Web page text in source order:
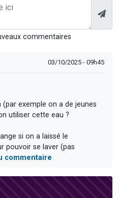
commentaires
03/10/2025 - 09h45
exemple on a de jeunes
utiliser cette eau ?
si on a laissé le
pouvoir se laver (pas
commentaire